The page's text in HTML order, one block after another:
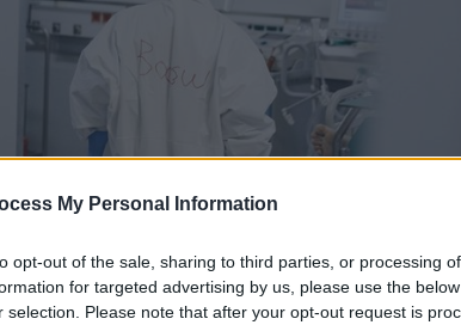
My Personal Information
opt-out of the sale, sharing to third parties, or processing
for targeted advertising by us, please use the
selection. Please note that after your opt-out request is